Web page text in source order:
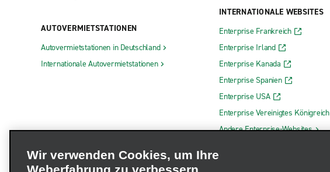
AUTOVERMIETSTATIONEN
Autovermietstationen in Deutschland
Internationale Autovermietstationen
INTERNATIONALE WEBSITES
Enterprise Frankreich
Enterprise Irland
Enterprise Kanada
Enterprise Spanien
Enterprise USA
Enterprise Vereinigtes Königreich
Andere Enterprise-Websites
Wir verwenden Cookies, um Ihre